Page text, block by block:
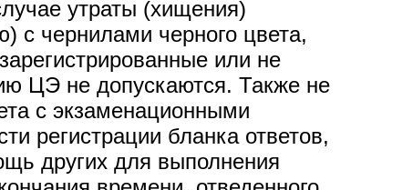
утраты (хищения)
с чернилами черного цвета,
или не
ЦЭ не допускаются. Также не
с экзаменационными
регистрации бланка ответов,
других для выполнения